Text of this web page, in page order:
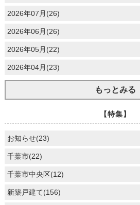
2026年07月(26)
2026年06月(26)
2026年05月(22)
2026年04月(23)
もっとみる
【特集】
お知らせ(23)
千葉市(22)
千葉市中央区(12)
新築戸建て(156)